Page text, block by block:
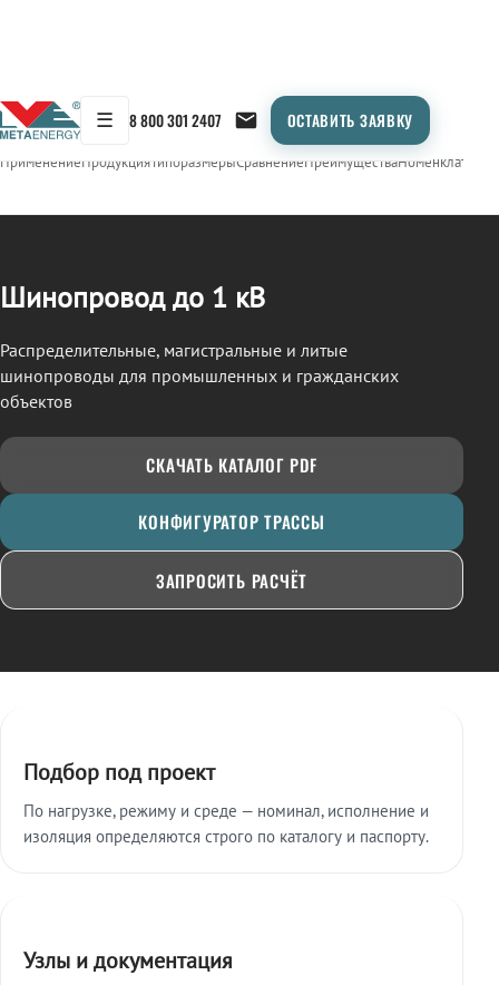
☰ 8 800 301 2407 ОСТАВИТЬ ЗАЯВКУ
← Продукция/ШИНОПРОВОД
ПрименениеПродукцияТипоразмерыСравнениеПреимуществаНоменклатура
Шинопровод до 1 кВ
Распределительные, магистральные и литые
шинопроводы для промышленных и гражданских
объектов
СКАЧАТЬ КАТАЛОГ PDF
КОНФИГУРАТОР ТРАССЫ
ЗАПРОСИТЬ РАСЧЁТ
Подбор под проект
По нагрузке, режиму и среде — номинал, исполнение и
изоляция определяются строго по каталогу и паспорту.
Узлы и документация